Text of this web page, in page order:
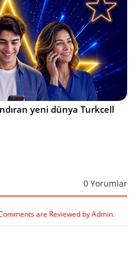
yeni dünya Turkcell
0 Yorumlar
are Reviewed by Admin.